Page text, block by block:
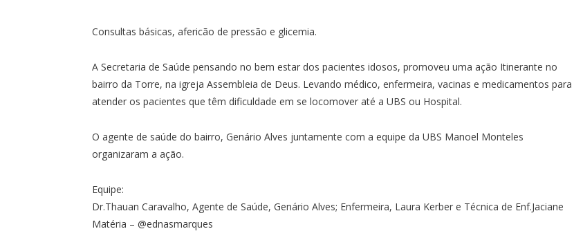
Consultas básicas, afericão de pressão e glicemia.
A Secretaria de Saúde pensando no bem estar dos pacientes idosos, promoveu uma ação Itinerante no
bairro da Torre, na igreja Assembleia de Deus. Levando médico, enfermeira, vacinas e medicamentos para
atender os pacientes que têm dificuldade em se locomover até a UBS ou Hospital.
O agente de saúde do bairro, Genário Alves juntamente com a equipe da UBS Manoel Monteles
organizaram a ação.
Equipe:
Dr.Thauan Caravalho, Agente de Saúde, Genário Alves; Enfermeira, Laura Kerber e Técnica de Enf.Jaciane
Matéria – @ednasmarques